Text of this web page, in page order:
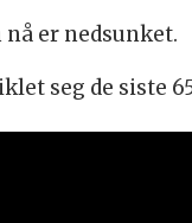
er nedsunket.
seg de siste